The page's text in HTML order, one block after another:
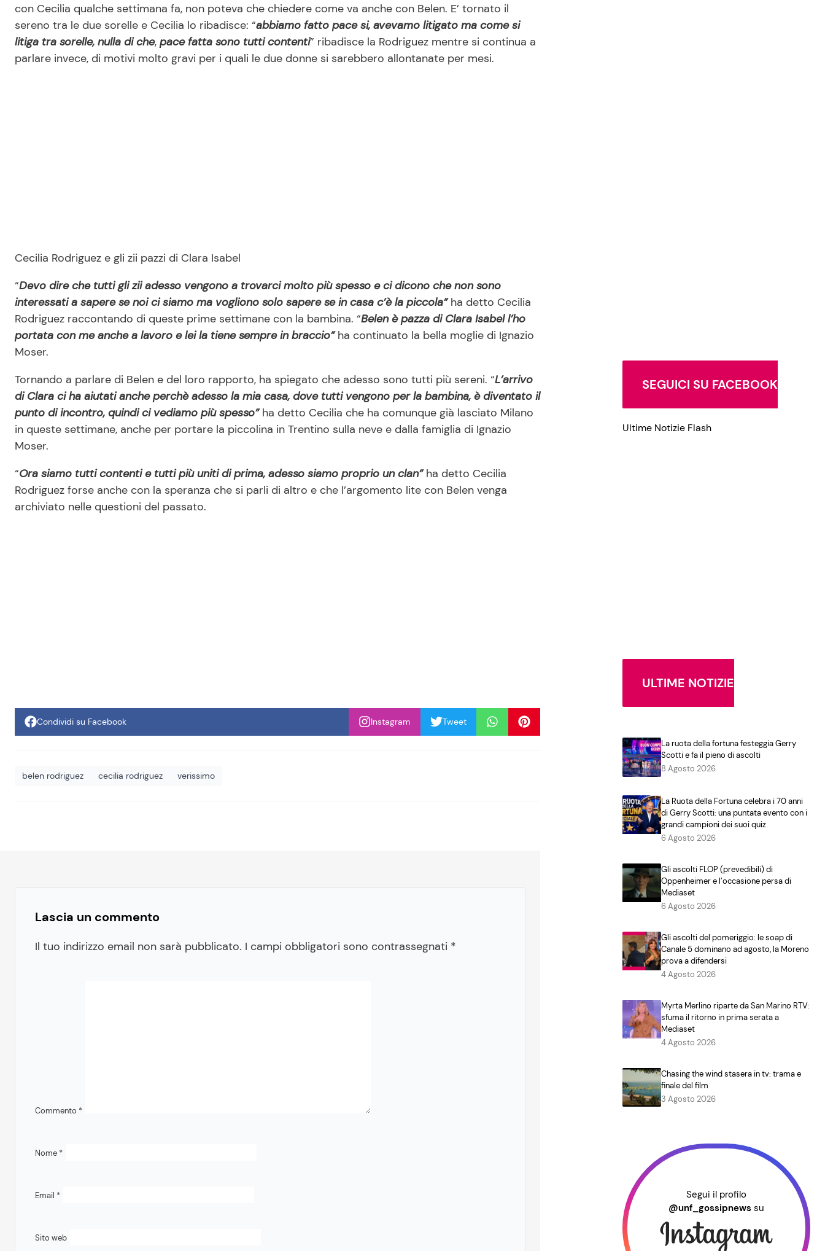
con Cecilia qualche settimana fa, non poteva che chiedere come va anche con Belen. E’ tornato il
sereno tra le due sorelle e Cecilia lo ribadisce: “abbiamo fatto pace si, avevamo litigato ma come si
litiga tra sorelle, nulla di che, pace fatta sono tutti contenti” ribadisce la Rodriguez mentre si continua a
parlare invece, di motivi molto gravi per i quali le due donne si sarebbero allontanate per mesi.
Cecilia Rodriguez e gli zii pazzi di Clara Isabel
“Devo dire che tutti gli zii adesso vengono a trovarci molto più spesso e ci dicono che non sono
interessati a sapere se noi ci siamo ma vogliono solo sapere se in casa c’è la piccola”ha detto Cecilia
Rodriguez raccontando di queste prime settimane con la bambina. “Belen è pazza di Clara Isabel l’ho
portata con me anche a lavoro e lei la tiene sempre in braccio”ha continuato la bella moglie di Ignazio
Moser.
Tornando a parlare di Belen e del loro rapporto, ha spiegato che adesso sono tutti più sereni. “L’arrivo
di Clara ci ha aiutati anche perchè adesso la mia casa, dove tutti vengono per la bambina, è diventato il
punto di incontro, quindi ci vediamo più spesso”ha detto Cecilia che ha comunque già lasciato Milano
in queste settimane, anche per portare la piccolina in Trentino sulla neve e dalla famiglia di Ignazio
Moser.
“Ora siamo tutti contenti e tutti più uniti di prima, adesso siamo proprio un clan”ha detto Cecilia
Rodriguez forse anche con la speranza che si parli di altro e che l’argomento lite con Belen venga
archiviato nelle questioni del passato.
Condividi su Facebook Instagram Tweet
belen rodriguez cecilia rodriguez verissimo
Lascia un commento
Il tuo indirizzo email non sarà pubblicato. I campi obbligatori sono contrassegnati *
Commento *
Nome *
Email *
Sito web
SEGUICI SU FACEBOOK
Ultime Notizie Flash
ULTIME NOTIZIE
La ruota della fortuna festeggia Gerry
Scotti e fa il pieno di ascolti
8 Agosto 2026
La Ruota della Fortuna celebra i 70 anni
di Gerry Scotti: una puntata evento con i
grandi campioni dei suoi quiz
6 Agosto 2026
Gli ascolti FLOP (prevedibili) di
Oppenheimer e l’occasione persa di
Mediaset
6 Agosto 2026
Gli ascolti del pomeriggio: le soap di
Canale 5 dominano ad agosto, la Moreno
prova a difendersi
4 Agosto 2026
Myrta Merlino riparte da San Marino RTV:
sfuma il ritorno in prima serata a
Mediaset
4 Agosto 2026
Chasing the wind stasera in tv: trama e
finale del film
3 Agosto 2026
Segui il profilo
@unf_gossipnews su